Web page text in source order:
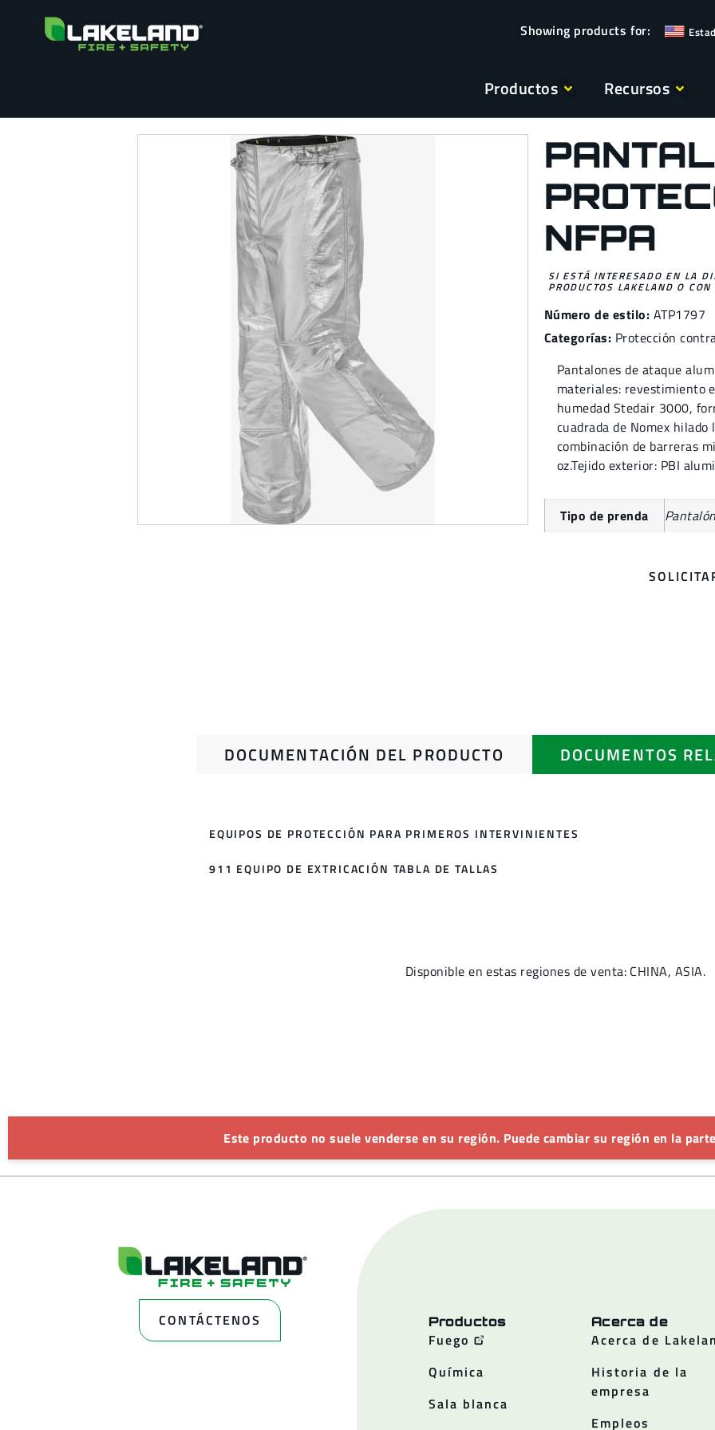
Productos Recursos
NFPA
SI ESTÁ INTERESADO EN LA
PRODUCTOS LAKELAND O
Número de estilo: ATP1797
Categorías: Protección
Pantalones de ataque
materiales: revestimiento
humedad Stedair 3000,
cuadrada de Nomex hilado
combinación de barreras
oz.Tejido exterior: PBI
Tipo de prenda Pantalón
DOCUMENTACIÓN DEL PRODUCTO DOCUMENTOS
EQUIPOS DE PROTECCIÓN PARA PRIMEROS INTERVINIENTES
911 EQUIPO DE EXTRICACIÓN TABLA DE TALLAS
Disponible en estas regiones de venta: CHINA, ASIA.
Este producto no suele venderse en su región. Puede cambiar su región en la
CONTÁCTENOS Productos
Fuego
Química
Sala blanca
Acerca de
Acerca de
Historia de la
empresa
Empleos